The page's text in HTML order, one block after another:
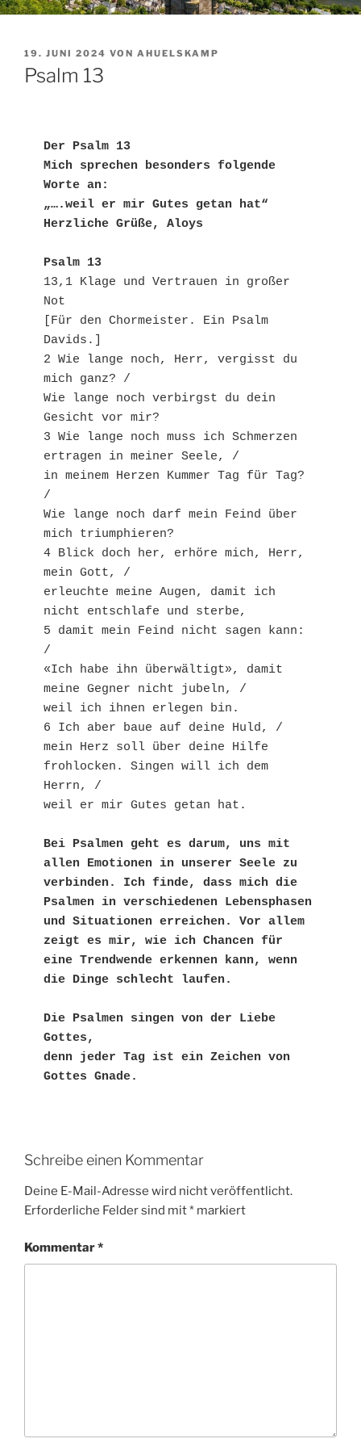
VERÖFFENTLICHT
AM
19. JUNI 2024 VON AHUELSKAMP
Psalm 13
Der Psalm 13
Mich sprechen besonders folgende
Worte an:
„….weil er mir Gutes getan hat“
Herzliche Grüße, Aloys
Psalm 13
13,1 Klage und Vertrauen in großer
Not
[Für den Chormeister. Ein Psalm
Davids.]
2 Wie lange noch, Herr, vergisst du
mich ganz? /
Wie lange noch verbirgst du dein
Gesicht vor mir?
3 Wie lange noch muss ich Schmerzen
ertragen in meiner Seele, /
in meinem Herzen Kummer Tag für Tag?
/
Wie lange noch darf mein Feind über
mich triumphieren?
4 Blick doch her, erhöre mich, Herr,
mein Gott, /
erleuchte meine Augen, damit ich
nicht entschlafe und sterbe,
5 damit mein Feind nicht sagen kann:
/
«Ich habe ihn überwältigt», damit
meine Gegner nicht jubeln, /
weil ich ihnen erlegen bin.
6 Ich aber baue auf deine Huld, /
mein Herz soll über deine Hilfe
frohlocken. Singen will ich dem
Herrn, /
weil er mir Gutes getan hat.
Bei Psalmen geht es darum, uns mit
allen Emotionen in unserer Seele zu
verbinden. Ich finde, dass mich die
Psalmen in verschiedenen Lebensphasen
und Situationen erreichen. Vor allem
zeigt es mir, wie ich Chancen für
eine Trendwende erkennen kann, wenn
die Dinge schlecht laufen.
Die Psalmen singen von der Liebe
Gottes,
denn jeder Tag ist ein Zeichen von
Gottes Gnade.
Schreibe einen Kommentar
Deine E-Mail-Adresse wird nicht veröffentlicht.
Erforderliche Felder sind mit* markiert
Kommentar*